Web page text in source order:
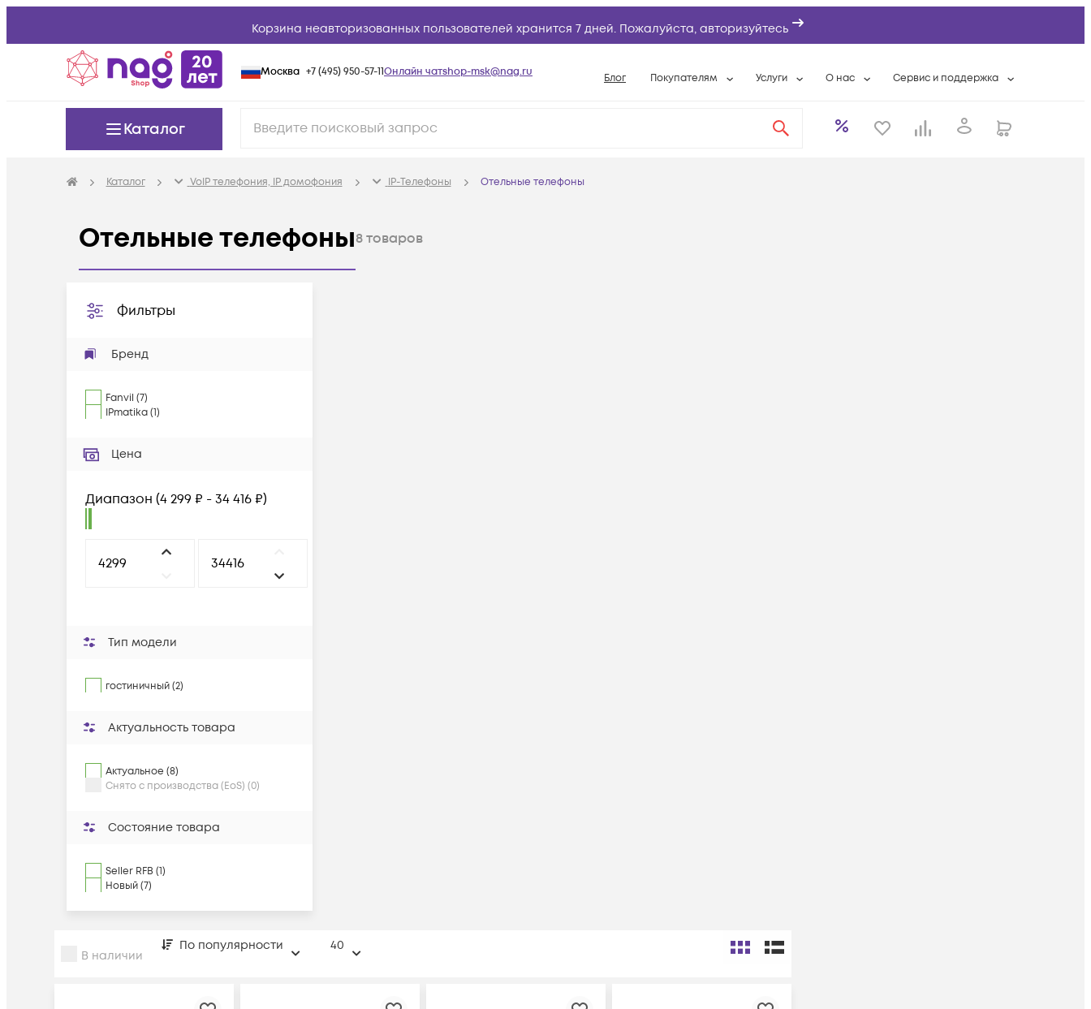
Корзина неавторизованных пользователей хранится 7 дней. Пожалуйста, авторизуйтесь
Москва +7 (495) 950-57-11Онлайн чатshop-msk@nag.ru Блог Покупателям Услуги
Системная интеграция
О нас
Контактная информация
Сервис и поддержка
Контакты сервисных центров
Каталог
Каталог VoIP телефония, IP домофония IP-Телефоны Отельные телефоны
Отельные телефоны8товаров
Фильтры
Бренд
Fanvil (7)
IPmatika(1)
Цена
Диапазон (4 299 ₽ - 34 416 ₽)
Тип модели
гостиничный (2)
Актуальность товара
Актуальное (8)
Снято с производства (EoS) (0)
Состояние товара
Seller RFB (1)
Новый (7)
В наличии
По популярности 40